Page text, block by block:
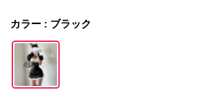
カラー : ブラック